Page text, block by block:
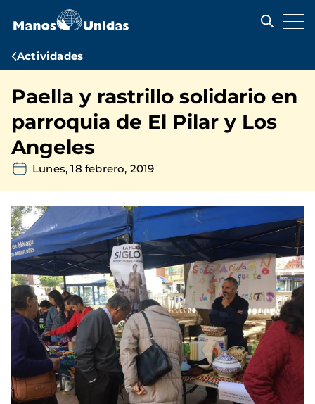
contenido
Ruta
navegación
Actividades
Paella y rastrillo solidario en
parroquia de El Pilar y Los
Angeles
Lunes, 18 febrero, 2019